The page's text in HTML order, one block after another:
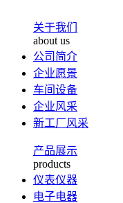
关于我们
about us
公司简介
企业愿景
车间设备
企业风采
新工厂风采
产品展示
products
仪表仪器
电子电器